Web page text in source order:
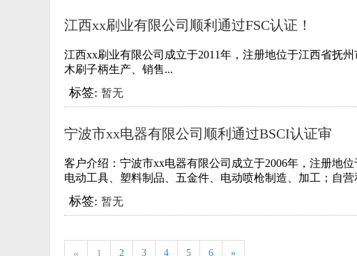
江西xx刷业有限公司顺利通过FSC认证！
江西xx刷业有限公司成立于2011年，注册地位于江西省抚
木刷子柄生产、销售...
标签: 暂无
宁波市xx电器有限公司顺利通过BSCI认证审
客户介绍：宁波市xx电器有限公司成立于2006年，注册地
电动工具、塑料制品、五金件、电动喷枪制造、加工；自
标签: 暂无
2 3 4 5 6 »